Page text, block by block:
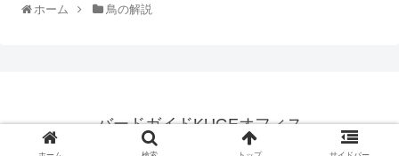
ホーム 鳥の解説
バードガイドKUGEオフィス
© 2020 バードガイドKUGEオフィス.